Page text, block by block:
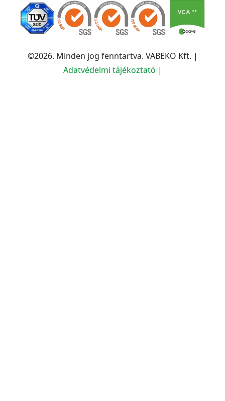
©2026. Minden jog fenntartva. VABEKO Kft. |
Adatvédelmi tájékoztató |